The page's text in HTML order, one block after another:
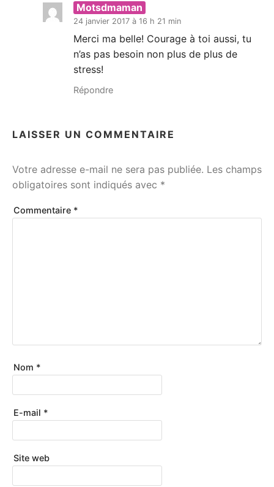
Motsdmaman
24 janvier 2017 à 16 h 21 min
Merci ma belle! Courage à toi aussi, tu
n’as pas besoin non plus de plus de
stress!
Répondre
LAISSER UN COMMENTAIRE
Votre adresse e-mail ne sera pas publiée. Les champs
obligatoires sont indiqués avec *
Commentaire *
Nom *
E-mail *
Site web